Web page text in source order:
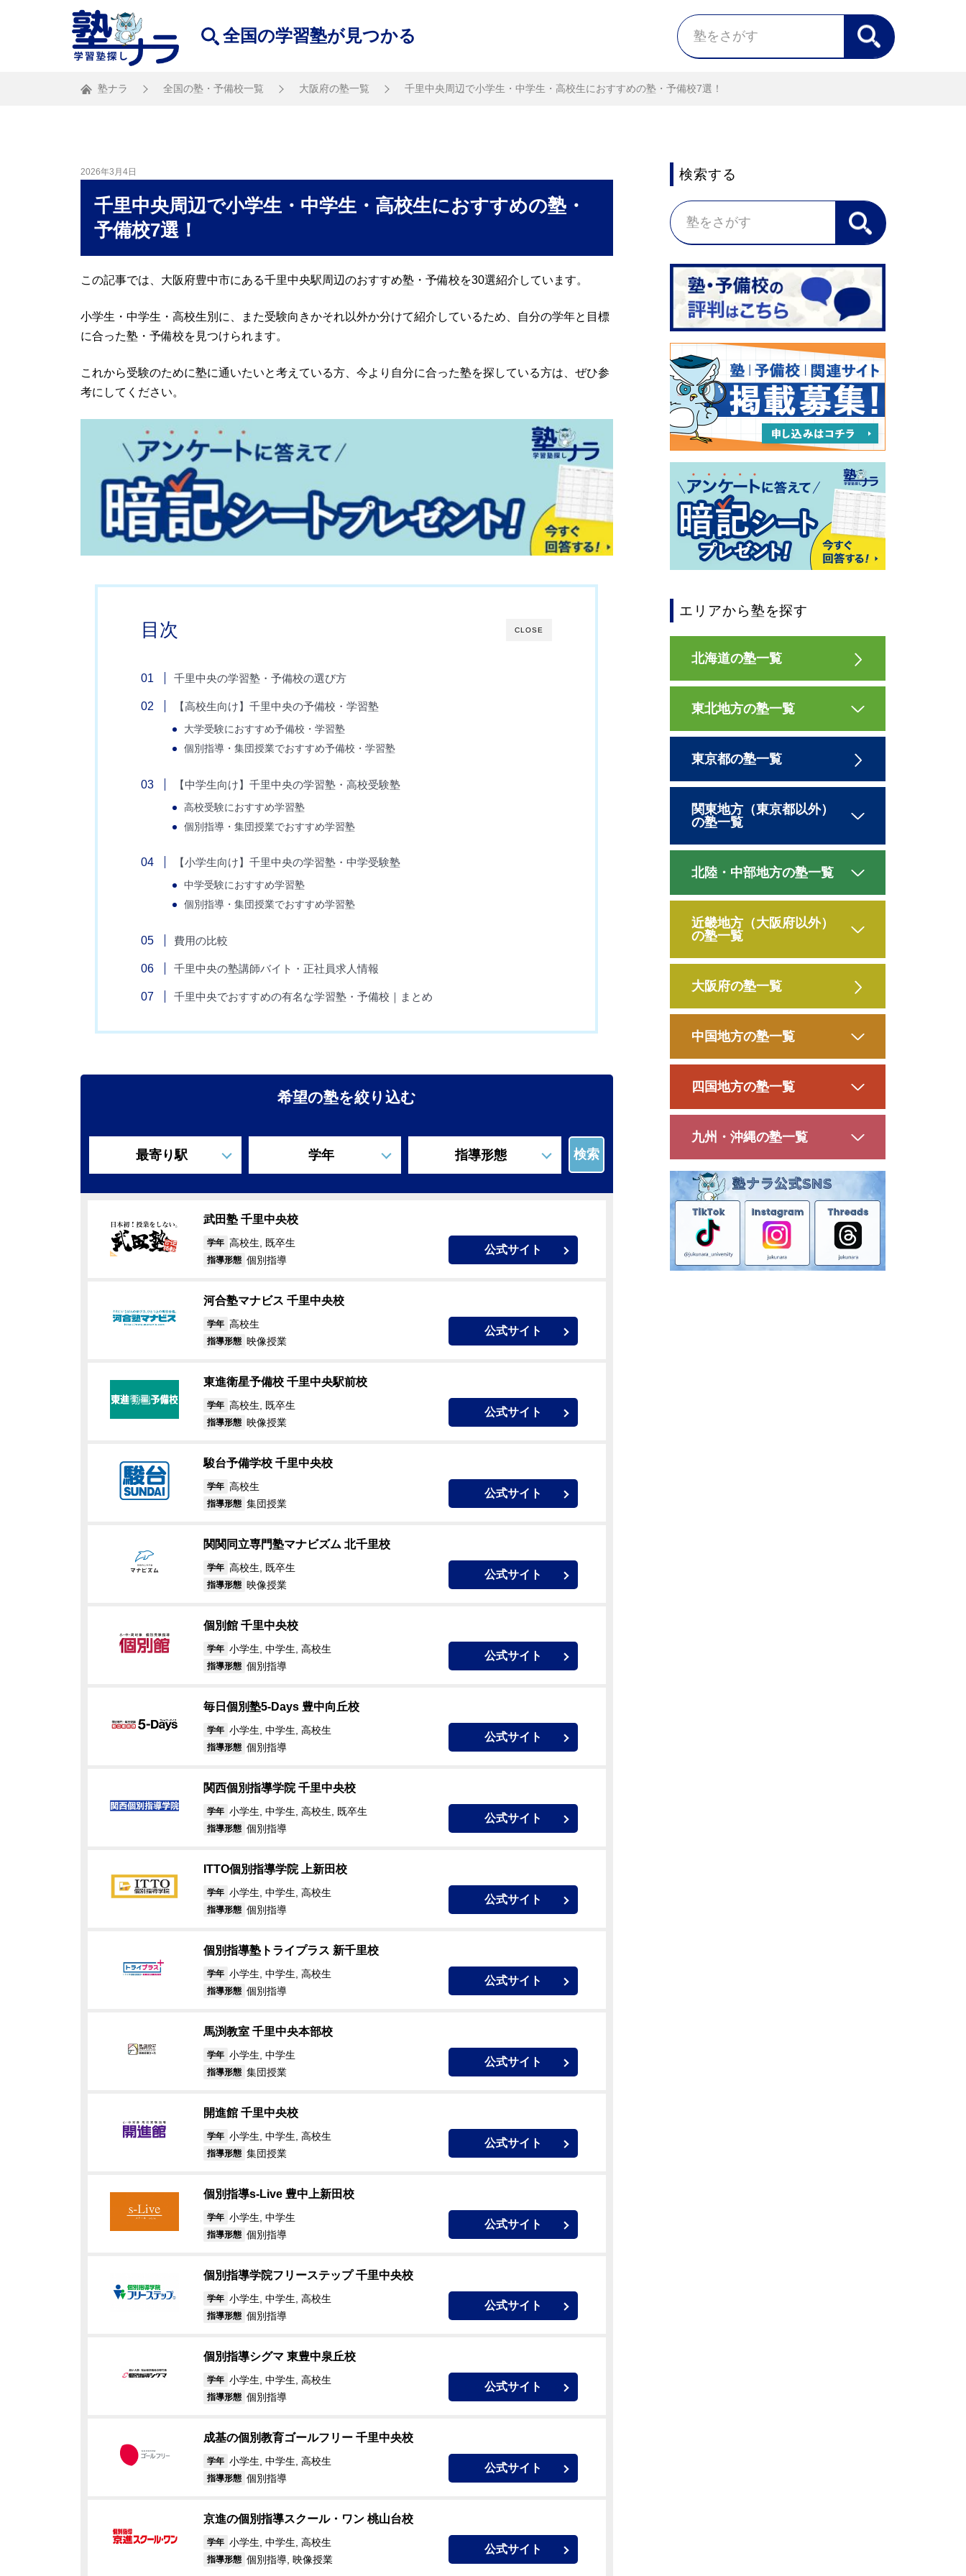
全国の学習塾が見つかる
塾ナラ 全国の塾・予備校一覧 大阪府の塾一覧 千里中央周辺で小学生・中学生・高校生におすすめの塾・予備校7選！
2026年3月4日
千里中央周辺で小学生・中学生・高校生におすすめの塾・
予備校7選！
この記事では、大阪府豊中市にある千里中央駅周辺のおすすめ塾・予備校を30選紹介しています。
小学生・中学生・高校生別に、また受験向きかそれ以外か分けて紹介しているため、自分の学年と目標
に合った塾・予備校を見つけられます。
これから受験のために塾に通いたいと考えている方、今より自分に合った塾を探している方は、ぜひ参
考にしてください。
CLOSE
目次
千里中央の学習塾・予備校の選び方
【高校生向け】千里中央の予備校・学習塾
大学受験におすすめ予備校・学習塾
個別指導・集団授業でおすすめ予備校・学習塾
【中学生向け】千里中央の学習塾・高校受験塾
高校受験におすすめ学習塾
個別指導・集団授業でおすすめ学習塾
【小学生向け】千里中央の学習塾・中学受験塾
中学受験におすすめ学習塾
個別指導・集団授業でおすすめ学習塾
費用の比較
千里中央の塾講師バイト・正社員求人情報
千里中央でおすすめの有名な学習塾・予備校｜まとめ
希望の塾を絞り込む
最寄り駅 学年 指導形態 検索
武田塾 千里中央校
学年 高校生, 既卒生
指導形態 個別指導
公式サイト
河合塾マナビス 千里中央校
学年 高校生
指導形態 映像授業
公式サイト
東進衛星予備校 千里中央駅前校
学年 高校生, 既卒生
指導形態 映像授業
公式サイト
駿台予備学校 千里中央校
学年 高校生
指導形態 集団授業
公式サイト
関関同立専門塾マナビズム 北千里校
学年 高校生, 既卒生
指導形態 映像授業
公式サイト
個別館 千里中央校
学年 小学生, 中学生, 高校生
指導形態 個別指導
公式サイト
毎日個別塾5‐Days 豊中向丘校
学年 小学生, 中学生, 高校生
指導形態 個別指導
公式サイト
関西個別指導学院 千里中央校
学年 小学生, 中学生, 高校生, 既卒生
指導形態 個別指導
公式サイト
ITTO個別指導学院 上新田校
学年 小学生, 中学生, 高校生
指導形態 個別指導
公式サイト
個別指導塾トライプラス 新千里校
学年 小学生, 中学生, 高校生
指導形態 個別指導
公式サイト
馬渕教室 千里中央本部校
学年 小学生, 中学生
指導形態 集団授業
公式サイト
開進館 千里中央校
学年 小学生, 中学生, 高校生
指導形態 集団授業
公式サイト
個別指導s‐Live 豊中上新田校
学年 小学生, 中学生
指導形態 個別指導
公式サイト
個別指導学院フリーステップ 千里中央校
学年 小学生, 中学生, 高校生
指導形態 個別指導
公式サイト
個別指導シグマ 東豊中泉丘校
学年 小学生, 中学生, 高校生
指導形態 個別指導
公式サイト
成基の個別教育ゴールフリー 千里中央校
学年 小学生, 中学生, 高校生
指導形態 個別指導
公式サイト
京進の個別指導スクール・ワン 桃山台校
学年 小学生, 中学生, 高校生
指導形態 個別指導, 映像授業
公式サイト
検索する
エリアから塾を探す
北海道の塾一覧
東北地方の塾一覧
東京都の塾一覧
関東地方（東京都以外）
の塾一覧
北陸・中部地方の塾一覧
近畿地方（大阪府以外）
の塾一覧
大阪府の塾一覧
中国地方の塾一覧
四国地方の塾一覧
九州・沖縄の塾一覧